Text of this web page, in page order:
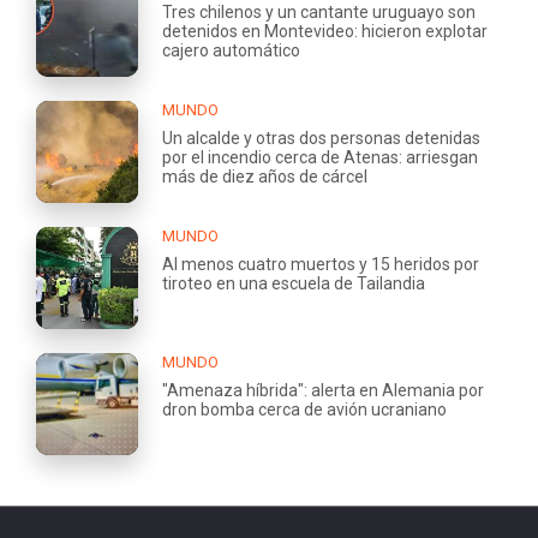
Tres chilenos y un cantante uruguayo son
detenidos en Montevideo: hicieron explotar
cajero automático
MUNDO
Un alcalde y otras dos personas detenidas
por el incendio cerca de Atenas: arriesgan
más de diez años de cárcel
MUNDO
Al menos cuatro muertos y 15 heridos por
tiroteo en una escuela de Tailandia
MUNDO
"Amenaza híbrida": alerta en Alemania por
dron bomba cerca de avión ucraniano